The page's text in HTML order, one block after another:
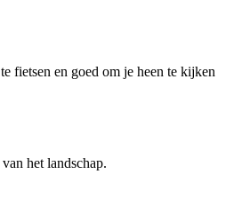
fietsen en goed om je heen te kijken
het landschap.